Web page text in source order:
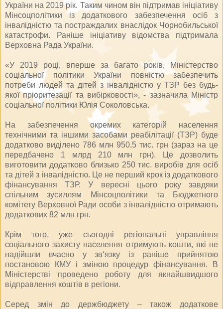
України на 2019 рік. Таким чином він підтримав ініціативу
Мінсоцполітики із додаткового забезпечення осіб з
інвалідністю та постраждалих внаслідок Чорнобильської
катастрофи. Раніше ініціативу відомства підтримала
Верховна Рада України.
«У 2019 році, вперше за багато років, Міністерство
соціальної політики України повністю забезпечить
потреби людей та дітей з інвалідністю у ТЗР без будь-
якої пріоритезації та вибірковості», - зазначила Міністр
соціальної політики Юлія Соколовська.
На забезпечення окремих категорій населення
технічними та іншими засобами реабілітації (ТЗР) буде
додатково виділено 786 млн 950,5 тис. грн (зараз на це
передбачено 1 млрд 210 млн грн). Це дозволить
виготовити додатково близько 250 тис. виробів для осіб
та дітей з інвалідністю. Це не перший крок із додаткового
фінансування ТЗР. У вересні цього року завдяки
спільним зусиллям Мінсоцполітики та Бюджетного
комітету Верховної Ради особи з інвалідністю отримають
додаткових 82 млн грн.
Крім того, уже сьогодні регіональні управління
соціального захисту населення отримують кошти, які не
надійшли вчасно у зв‘язку із раніше прийнятою
постановою КМУ і зміною процедур фінансування. В
Міністерстві проведено роботу для якнайшвидшого
відправлення коштів в регіони.
Серед змін до держбюджету – також додаткове